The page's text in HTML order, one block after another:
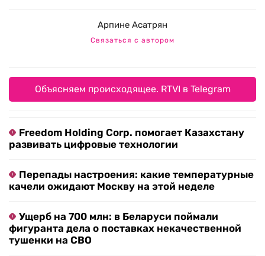
Арпине Асатрян
Связаться с автором
Объясняем происходящее. RTVI в Telegram
Freedom Holding Corp. помогает Казахстану
развивать цифровые технологии
Перепады настроения: какие температурные
качели ожидают Москву на этой неделе
Ущерб на 700 млн: в Беларуси поймали
фигуранта дела о поставках некачественной
тушенки на СВО